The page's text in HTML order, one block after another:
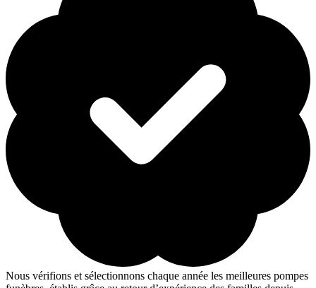
Nous vérifions et sélectionnons chaque année les meilleures pompes